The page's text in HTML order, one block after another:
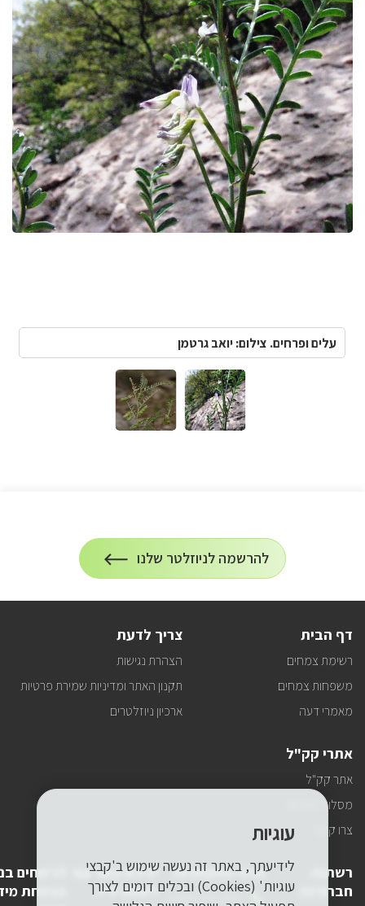
עלים ופרחים. צילום: יואב גרטמן
הרשמה
להרשמה לניוזלטר שלנו
על
הרשמה
דף הבית
רשימת צמחים
משפחות צמחים
מאמרי דעה
צריך לדעת
הצהרת נגישות
תקנון האתר ומדיניות שמירת פרטיות
ארכיון ניוזלטרים
אתרי קק"ל
אתר קק"ל
מסלולי טיולים
צרו קשר
רשתות
חברתיות
פרטי התקשרות
טלפון 1-800-250-250
יצירת קשר עם
לשכת יו"ר
לדיווחים
אבטחת
עוגיות
לידיעתך, באתר זה נעשה שימוש ב'קבצי
עוגיות' (Cookies) ובכלים דומים לצורך